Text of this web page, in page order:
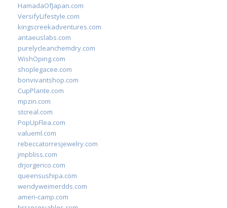
HamadaOfJapan.com
VersifyLifestyle.com
kingscreekadventures.com
antaeuslabs.com
purelycleanchemdry.com
WishOping.com
shoplegacee.com
bonvivantshop.com
CupPlante.com
mpzin.com
stcreal.com
PopUpFlea.com
valueml.com
rebeccatorresjewelry.com
jmpbliss.com
drjorgerico.com
queensushipa.com
wendyweimerdds.com
ameri-camp.com